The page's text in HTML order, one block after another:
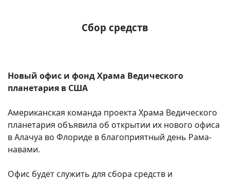
Сбор средств
Новый офис и фонд Храма Ведического
планетария в США
Американская команда проекта Храма Ведического
планетария объявила об открытии их нового офиса
в Алачуа во Флориде в благоприятный день Рама-
навами.
Офис будет служить для сбора средств и